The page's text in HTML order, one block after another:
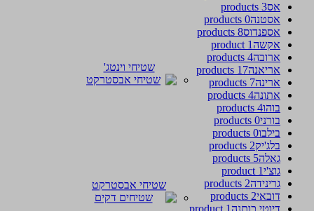
שטיחי וינטג'
שטיחי אבסטרקט
אס3 products
אסטנה0 products
אספנדוס8 products
אקשה1 product
ארובה4 products
אריאנה17 products
ארינה7 products
אתונה4 products
בוהו4 products
בורני0 products
בילבו0 products
בלג'יק2 products
גאלה5 products
גוצ'י1 product
גרינידה2 products
דובאי2 products
דיוטי כותנה1 product